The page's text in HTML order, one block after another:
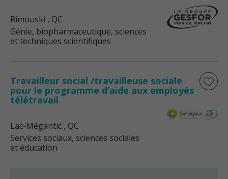
Rimouski , QC
Génie, biopharmaceutique, sciences
et techniques scientifiques
Travailleur social /travailleuse sociale
pour le programme d’aide aux employés
télétravail
Lac-Mégantic , QC
Services sociaux, sciences sociales
et éducation